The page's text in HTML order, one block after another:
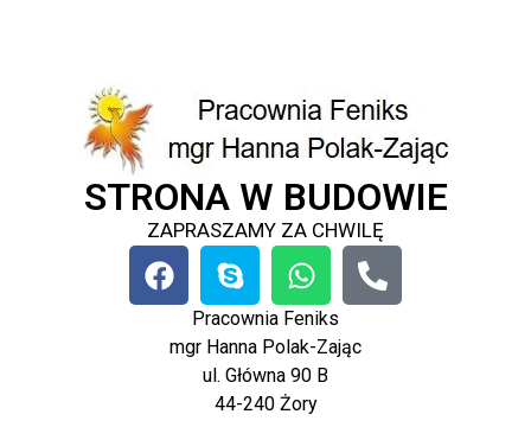
STRONA W BUDOWIE
ZAPRASZAMY ZA CHWILĘ
Pracownia Feniks
mgr Hanna Polak-Zając
ul. Główna 90 B
44-240 Żory